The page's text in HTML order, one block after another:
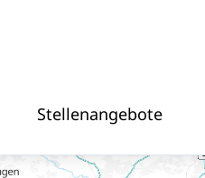
Stellenangebote